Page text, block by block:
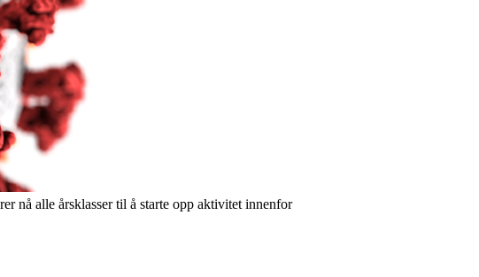
nå alle årsklasser til å starte opp aktivitet innenfor